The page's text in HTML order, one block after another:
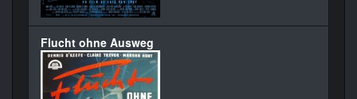
Flucht ohne Ausweg